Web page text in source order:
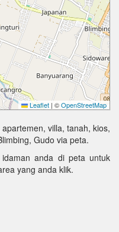
Leaflet | ©OpenStreetMap
villa, tanah, kios,
Gudo via peta.
anda di peta untuk
yang anda klik.